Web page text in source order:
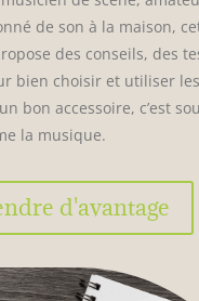
de son à la maison,
des conseils, des
bien choisir et utiliser
bon accessoire, c’est
la musique.
d'avantage